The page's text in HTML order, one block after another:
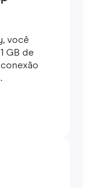
você
GB de